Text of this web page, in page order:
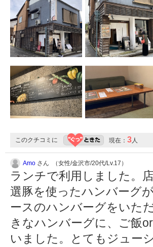
このクチコミに 現在： 3人
Amo さん （女性/金沢市/20代/Lv.17）
ランチで利用しました。
選豚を使ったハンバーグ
ースのハンバーグをいた
きなハンバーグに、ご飯
いました。とてもジュー